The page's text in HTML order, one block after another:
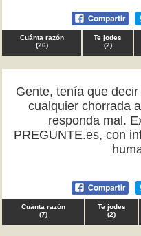
Cuánta razón
(26)
Te jodes
(2)
Gente, tenía que
cualquier chorrada
responda mal.
PREGUNTE.es, con
Cuánta razón
(7)
Te jodes
(2)